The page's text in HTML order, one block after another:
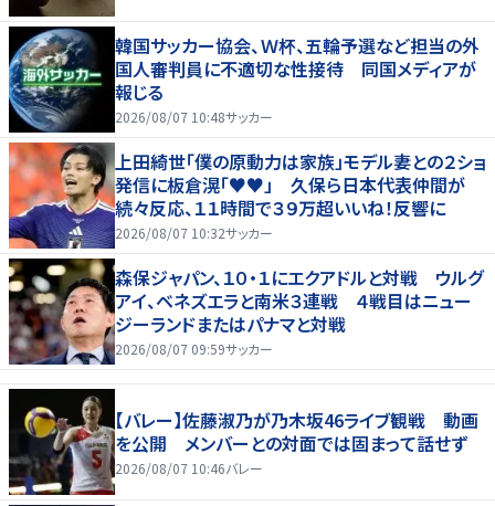
韓国サッカー協会、Ｗ杯、五輪予選など担当の外
国人審判員に不適切な性接待 同国メディアが
報じる
2026/08/07 10:48サッカー
上田綺世「僕の原動力は家族」モデル妻との２ショ
発信に板倉滉「♥♥」 久保ら日本代表仲間が
続々反応、１１時間で３９万超いいね！反響に
2026/08/07 10:32サッカー
森保ジャパン、１０・１にエクアドルと対戦 ウルグ
アイ、ベネズエラと南米３連戦 ４戦目はニュー
ジーランドまたはパナマと対戦
2026/08/07 09:59サッカー
【バレー】佐藤淑乃が乃木坂46ライブ観戦 動画
を公開 メンバーとの対面では固まって話せず
2026/08/07 10:46バレー